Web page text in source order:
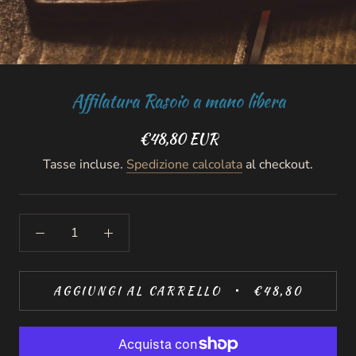
Affilatura Rasoio a mano libera
€48,80 EUR
Tasse incluse. Spedizione calcolata al checkout.
AGGIUNGI AL CARRELLO €48,80